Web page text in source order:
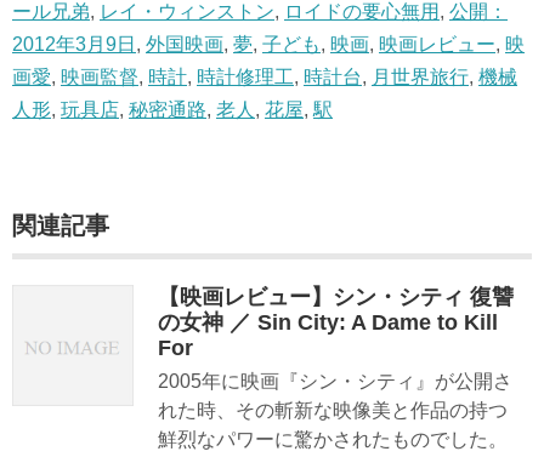
ール兄弟, レイ・ウィンストン, ロイドの要心無用 , 公開：
2012年3月9日 , 外国映画, 夢, 子ども, 映画, 映画レビュー, 映
画愛, 映画監督, 時計, 時計修理工, 時計台, 月世界旅行, 機械
人形, 玩具店, 秘密通路, 老人 , 花屋, 駅
関連記事
【映画レビュー】シン・シティ 復讐
の女神 ／ Sin City: A Dame to Kill
For
2005年に映画『シン・シティ』が公開さ
れた時、その斬新な映像美と作品の持つ
鮮烈なパワーに驚かされたものでした。